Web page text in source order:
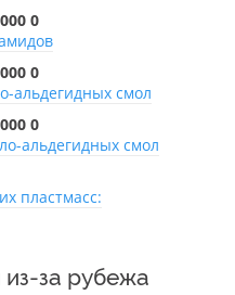
0
0
альдегидных смол
0
альдегидных смол
пластмасс:
за рубежа